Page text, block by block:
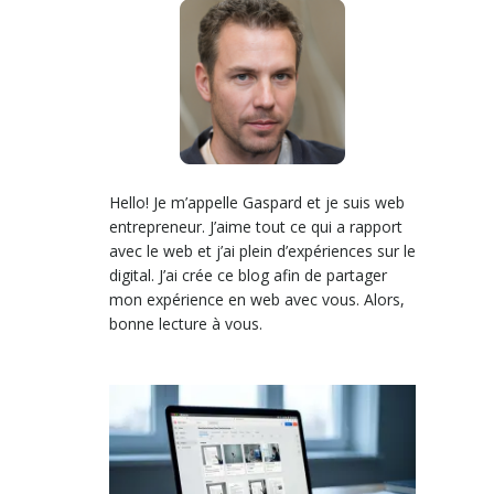
Hello! Je m’appelle Gaspard et je suis web
entrepreneur. J’aime tout ce qui a rapport
avec le web et j’ai plein d’expériences sur le
digital. J’ai crée ce blog afin de partager
mon expérience en web avec vous. Alors,
bonne lecture à vous.